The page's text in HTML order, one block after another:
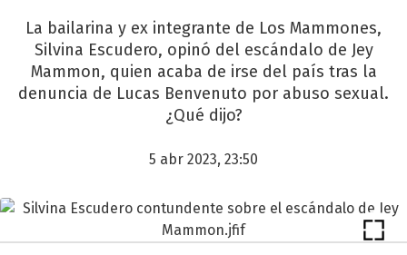
La bailarina y ex integrante de Los Mammones,
Silvina Escudero, opinó del escándalo de Jey
Mammon, quien acaba de irse del país tras la
denuncia de Lucas Benvenuto por abuso sexual.
¿Qué dijo?
5 abr 2023, 23:50